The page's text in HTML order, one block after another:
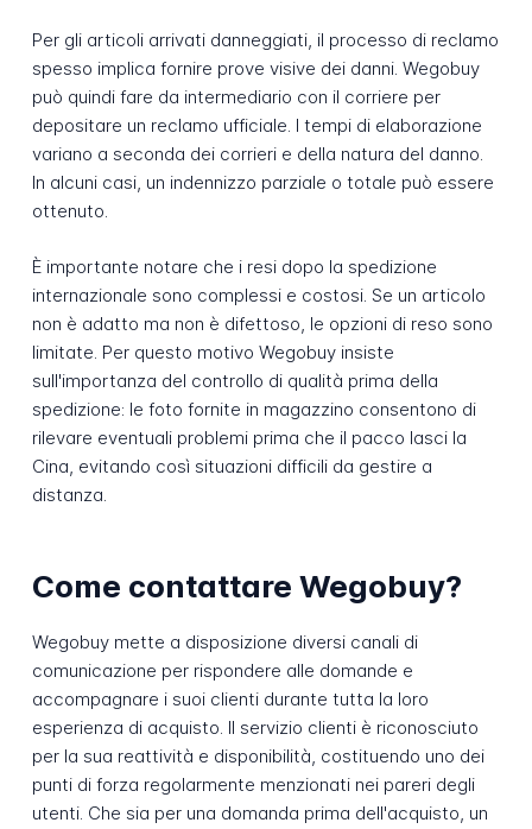
Per gli articoli arrivati danneggiati, il processo di reclamo
spesso implica fornire prove visive dei danni. Wegobuy
può quindi fare da intermediario con il corriere per
depositare un reclamo ufficiale. I tempi di elaborazione
variano a seconda dei corrieri e della natura del danno.
In alcuni casi, un indennizzo parziale o totale può essere
ottenuto.
È importante notare che i resi dopo la spedizione
internazionale sono complessi e costosi. Se un articolo
non è adatto ma non è difettoso, le opzioni di reso sono
limitate. Per questo motivo Wegobuy insiste
sull'importanza del controllo di qualità prima della
spedizione: le foto fornite in magazzino consentono di
rilevare eventuali problemi prima che il pacco lasci la
Cina, evitando così situazioni difficili da gestire a
distanza.
Come contattare Wegobuy?
Wegobuy mette a disposizione diversi canali di
comunicazione per rispondere alle domande e
accompagnare i suoi clienti durante tutta la loro
esperienza di acquisto. Il servizio clienti è riconosciuto
per la sua reattività e disponibilità, costituendo uno dei
punti di forza regolarmente menzionati nei pareri degli
utenti. Che sia per una domanda prima dell'acquisto, un